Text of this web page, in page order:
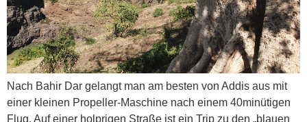
Nach Bahir Dar gelangt man am besten von Addis aus mit
einer kleinen Propeller-Maschine nach einem 40minütigen
Flug. Auf einer holprigen Straße ist ein Trip zu den „blauen